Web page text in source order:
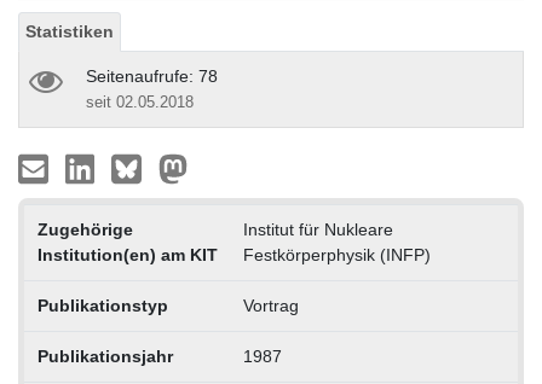
Statistiken
Seitenaufrufe: 78
seit 02.05.2018
Zugehörige
Institution(en) am KIT
Institut für Nukleare
Festkörperphysik (INFP)
Publikationstyp Vortrag
Publikationsjahr 1987